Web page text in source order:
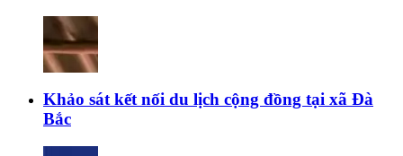
Khảo sát kết nối du lịch cộng đồng tại xã Đà
Bắc